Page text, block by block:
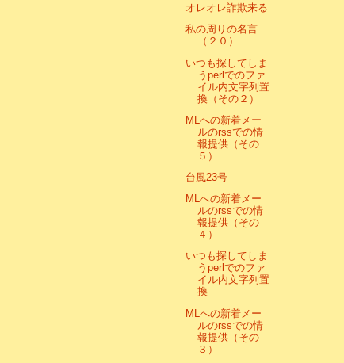
オレオレ詐欺来る
私の周りの名言
（２０）
いつも探してしま
うperlでのファ
イル内文字列置
換（その２）
MLへの新着メー
ルのrssでの情
報提供（その
５）
台風23号
MLへの新着メー
ルのrssでの情
報提供（その
４）
いつも探してしま
うperlでのファ
イル内文字列置
換
MLへの新着メー
ルのrssでの情
報提供（その
３）